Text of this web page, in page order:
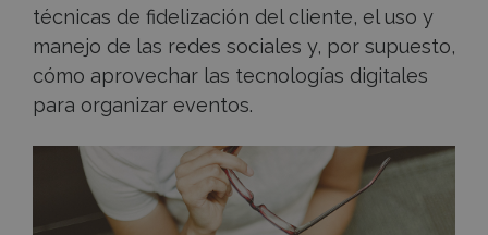
técnicas de fidelización del cliente, el uso y
manejo de las redes sociales y, por supuesto,
cómo aprovechar las tecnologías digitales
para organizar eventos.